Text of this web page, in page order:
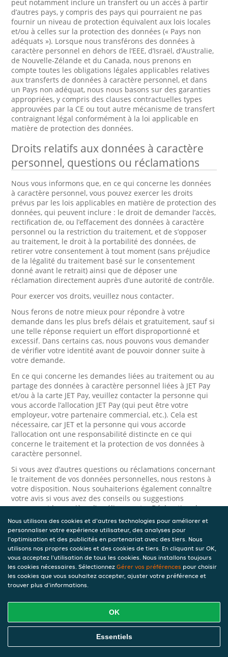
peut notamment inclure un transfert ou un accès à partir
d’autres pays, y compris des pays qui pourraient ne pas
fournir un niveau de protection équivalent aux lois locales
et/ou à celles sur la protection des données (« Pays non
adéquats »). Lorsque nous transférons des données à
caractère personnel en dehors de l’EEE, d’Israël, d’Australie,
de Nouvelle-Zélande et du Canada, nous prenons en
compte toutes les obligations légales applicables relatives
aux transferts de données à caractère personnel, et dans
un Pays non adéquat, nous nous basons sur des garanties
appropriées, y compris des clauses contractuelles types
approuvées par la CE ou tout autre mécanisme de transfert
contraignant légal conformément à la loi applicable en
matière de protection des données.
Droits relatifs aux données à caractère
personnel, questions ou réclamations
Nous vous informons que, en ce qui concerne les données
à caractère personnel, vous pouvez exercer les droits
prévus par les lois applicables en matière de protection des
données, qui peuvent inclure : le droit de demander l’accès,
rectification de, ou l’effacement des données à caractère
personnel ou la restriction du traitement, et de s’opposer
au traitement, le droit à la portabilité des données, de
retirer votre consentement à tout moment (sans préjudice
de la légalité du traitement basé sur le consentement
donné avant le retrait) ainsi que de déposer une
réclamation directement auprès d’une autorité de contrôle.
Pour exercer vos droits, veuillez nous contacter.
Nous ferons de notre mieux pour répondre à votre
demande dans les plus brefs délais et gratuitement, sauf si
une telle réponse requiert un effort disproportionné et
excessif. Dans certains cas, nous pouvons vous demander
de vérifier votre identité avant de pouvoir donner suite à
votre demande.
En ce qui concerne les demandes liées au traitement ou au
partage des données à caractère personnel liées à JET Pay
et/ou à la carte JET Pay, veuillez contacter la personne qui
vous accorde l’allocation JET Pay (qui peut être votre
employeur, votre partenaire commercial, etc.). Cela est
nécessaire, car JET et la personne qui vous accorde
l’allocation ont une responsabilité distincte en ce qui
concerne le traitement et la protection de vos données à
caractère personnel.
Si vous avez d’autres questions ou réclamations concernant
le traitement de vos données personnelles, nous restons à
votre disposition. Nous souhaiterions également connaître
votre avis si vous avez des conseils ou suggestions
concernant la manière d’améliorer notre Déclaration de
confidentialité.
Sécurité
JET prend la protection des données à caractère personnel
très au sérieux. Ainsi, nous prenons les mesures
appropriées pour protéger vos données à caractère
personnel contre l’usage abusif, la perte, l’accès non
données à caractère personnel ne sont pas correctement
protégées ou si vous suspectez un usage abusif, veuillez
formulaire de confidentialité
Nous utilisons des cookies et d'autres technologies pour améliorer et
personnaliser votre expérience utilisateur, des analyses pour
l'optimisation et des publicités en partenariat avec des tiers. Nous
utilisons nos propres cookies et des cookies de tiers. En cliquant sur OK,
vous acceptez l'utilisation de tous les cookies. Nous installons toujours
les cookies nécessaires. Sélectionnez Gérer vos préférences pour choisir
les cookies que vous souhaitez accepter, ajuster votre préférence et
trouver plus d'informations.
OK
Essentiels